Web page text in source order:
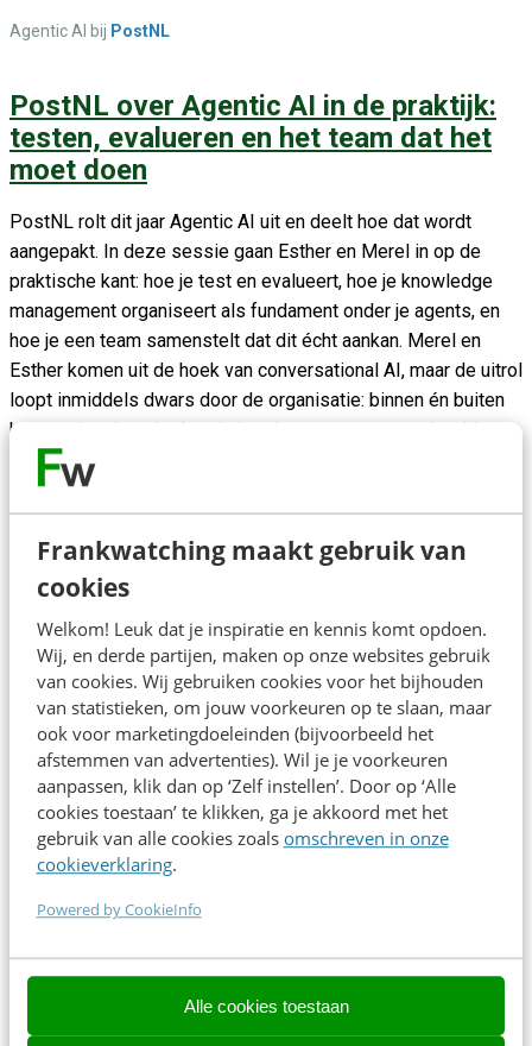
Frankwatching maakt gebruik van
cookies
Welkom! Leuk dat je inspiratie en kennis komt opdoen.
Wij, en derde partijen, maken op onze websites gebruik
van cookies. Wij gebruiken cookies voor het bijhouden
van statistieken, om jouw voorkeuren op te slaan, maar
ook voor marketingdoeleinden (bijvoorbeeld het
afstemmen van advertenties). Wil je je voorkeuren
aanpassen, klik dan op ‘Zelf instellen’. Door op ‘Alle
cookies toestaan’ te klikken, ga je akkoord met het
gebruik van alle cookies zoals omschreven in onze
cookieverklaring.
Powered by CookieInfo
Alle cookies toestaan
Agentic AI bij PostNL
PostNL over Agentic AI in de praktijk:
testen, evalueren en het team dat het
moet doen
PostNL rolt dit jaar Agentic AI uit en deelt hoe dat wordt
aangepakt. In deze sessie gaan Esther en Merel in op de
praktische kant: hoe je test en evalueert, hoe je knowledge
management organiseert als fundament onder je agents, en
hoe je een team samenstelt dat dit écht aankan. Merel en
Esther komen uit de hoek van conversational AI, maar de uitrol
loopt inmiddels dwars door de organisatie: binnen én buiten
het service domein. Aan de hand van concrete voorbeelden
laten ze zien waar je rekening mee moet houden, en wat je
beter vroeg dan laat regelt.
Over de spreker
Esther Baud is als Programmamanager Conversational AI
verantwoordelijk voor de ontwikkeling en implementatie van
Conversational AI gedreven oplossingen die klantinteracties
verbeteren.
Direct inschrijven
Contact opnemen? We helpen je graag!
Contact opnemen? We helpen je graag!